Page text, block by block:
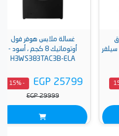
غسالة ملابس هوفر فول
أوتوماتيك 8 كجم ، أسود -
H3WS383TAC3B-ELA
EGP 25799
- 15%
EGP 29999